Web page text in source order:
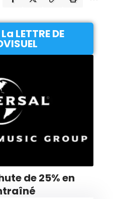
LETTRE DE
de 25% en